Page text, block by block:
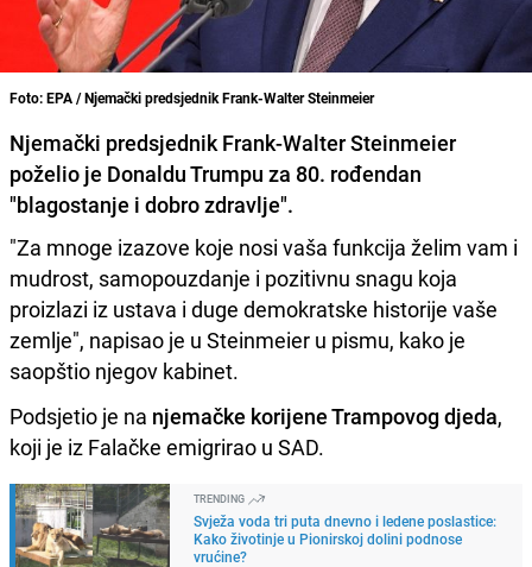
Foto: EPA / Njemački predsjednik Frank-Walter Steinmeier
Njemački predsjednik Frank-Walter Steinmeier
poželio je Donaldu Trumpu za 80. rođendan
"blagostanje i dobro zdravlje".
"Za mnoge izazove koje nosi vaša funkcija želim vam i
mudrost, samopouzdanje i pozitivnu snagu koja
proizlazi iz ustava i duge demokratske historije vaše
zemlje", napisao je u Steinmeier u pismu, kako je
saopštio njegov kabinet.
Podsjetio je na njemačke korijene Trampovog djeda,
koji je iz Falačke emigrirao u SAD.
TRENDING
Svježa voda tri puta dnevno i ledene poslastice:
Kako životinje u Pionirskoj dolini podnose
vrućine?